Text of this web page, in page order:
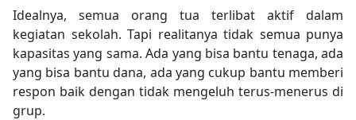
Idealnya, semua orang tua terlibat aktif dalam
kegiatan sekolah. Tapi realitanya tidak semua punya
kapasitas yang sama. Ada yang bisa bantu tenaga, ada
yang bisa bantu dana, ada yang cukup bantu memberi
respon baik dengan tidak mengeluh terus-menerus di
grup.